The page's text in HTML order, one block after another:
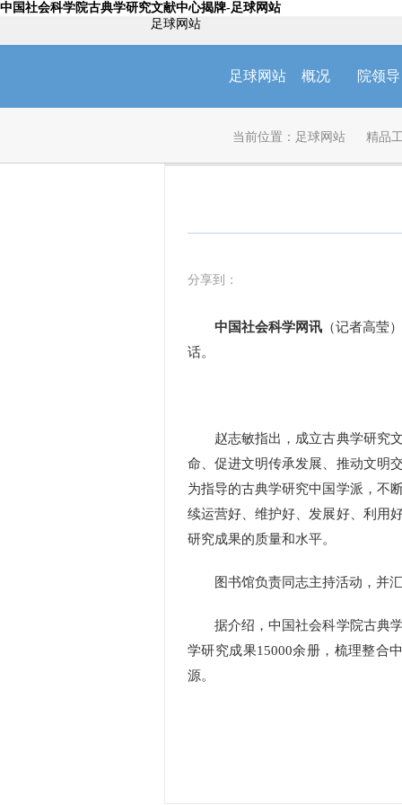
中国社会科学院古典学研究文献中心揭牌-足球网站
足球网站
足球网站 概况 院领导
当前位置： 足球网站 精品
分享到：
中国社会科学网讯 （记者高莹
话。
赵志敏指出，成立古典学研究文
命、促进文明传承发展、推动文明
为指导的古典学研究中国学派，不
续运营好、维护好、发展好、利用
研究成果的质量和水平。
图书馆负责同志主持活动，并汇
据介绍，中国社会科学院古典学
学研究成果15000余册，梳理整合
源。